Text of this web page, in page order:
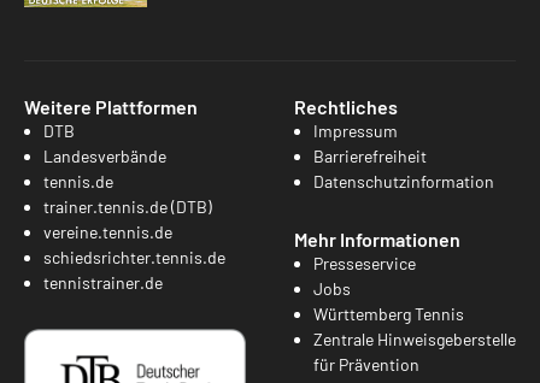
Weitere Plattformen
DTB
Landesverbände
tennis.de
trainer.tennis.de (DTB)
vereine.tennis.de
schiedsrichter.tennis.de
tennistrainer.de
Rechtliches
Impressum
Barrierefreiheit
Datenschutzinformation
Mehr Informationen
Presseservice
Jobs
Württemberg Tennis
Zentrale Hinweisgeberstelle
für Prävention